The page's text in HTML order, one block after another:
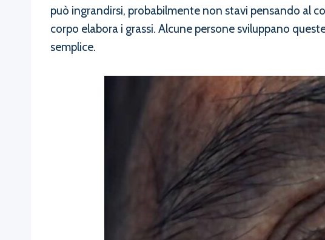
può ingrandirsi, probabilmente non stavi pensando al
corpo elabora i grassi. Alcune persone sviluppano
semplice.